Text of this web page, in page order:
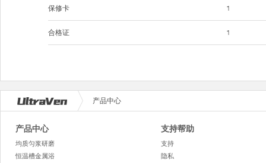
保修卡
合格证
1
1
产品中心
产品中心
均质匀浆研磨
恒温槽金属浴
支持帮助
支持
隐私